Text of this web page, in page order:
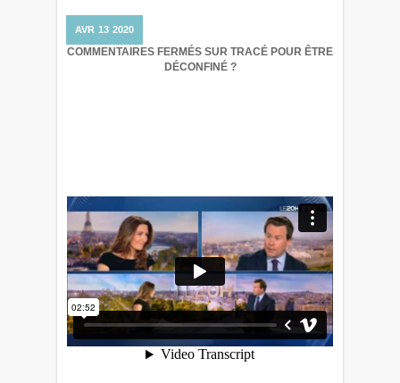
AVR 13 2020
COMMENTAIRES FERMÉS SUR TRACÉ POUR ÊTRE
DÉCONFINÉ ?